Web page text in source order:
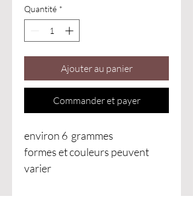
Quantité *
Ajouter au panier
Commander et payer
environ 6 grammes
formes et couleurs peuvent
varier